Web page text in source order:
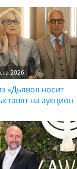
2026
«Дьявол носит
на аукцион